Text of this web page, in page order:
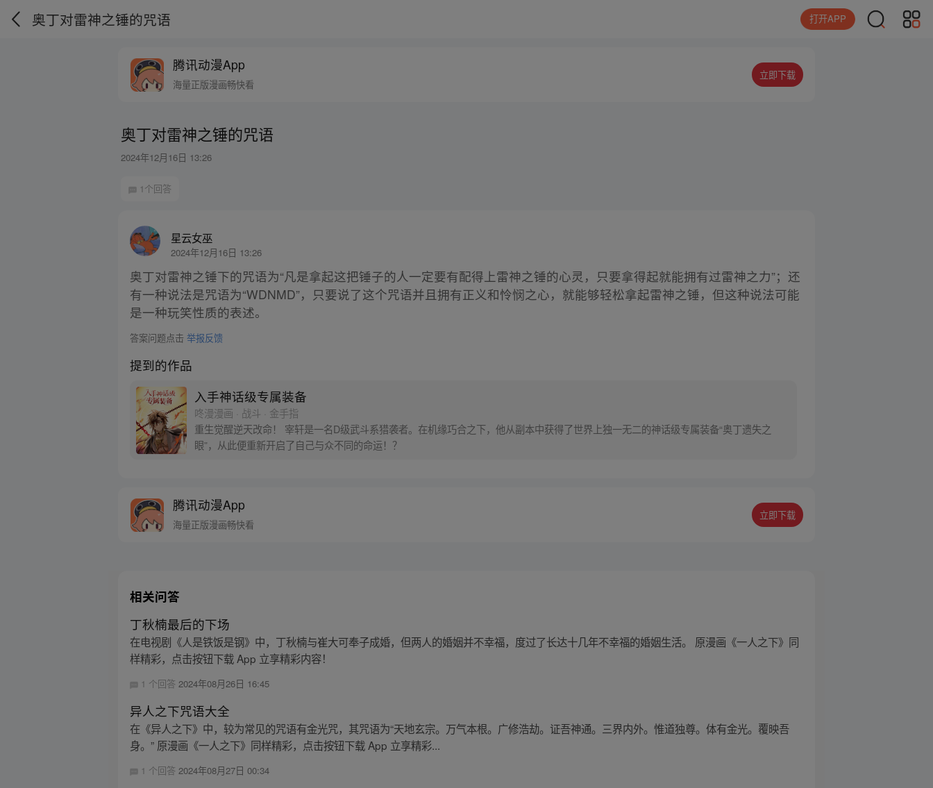
奥丁对雷神之锤的咒语 打开APP
腾讯动漫App
海量正版漫画畅快看
立即下载
奥丁对雷神之锤的咒语
2024年12月16日 13:26
1个回答
星云女巫
2024年12月16日 13:26
奥丁对雷神之锤下的咒语为“凡是拿起这把锤子的人一定要有配得上雷神之锤的心灵，只要拿得起就能拥有过雷神之力”；还
有一种说法是咒语为“WDNMD”，只要说了这个咒语并且拥有正义和怜悯之心，就能够轻松拿起雷神之锤，但这种说法可能
是一种玩笑性质的表述。
答案问题点击举报反馈
提到的作品
入手神话级专属装备
咚漫漫画 · 战斗 · 金手指
重生觉醒逆天改命！ 宰轩是一名D级武斗系猎袭者。在机缘巧合之下，他从副本中获得了世界上独一无二的神话级专属装备“奥丁遗失之
眼”，从此便重新开启了自己与众不同的命运！？
腾讯动漫App
海量正版漫画畅快看
立即下载
相关问答
丁秋楠最后的下场
在电视剧《人是铁饭是钢》中，丁秋楠与崔大可奉子成婚，但两人的婚姻并不幸福，度过了长达十几年不幸福的婚姻生活。 原漫画《一人之下》同
样精彩，点击按钮下载 App 立享精彩内容！
1 个回答2024年08月26日 16:45
异人之下咒语大全
在《异人之下》中，较为常见的咒语有金光咒，其咒语为“天地玄宗。万气本根。广修浩劫。证吾神通。三界内外。惟道独尊。体有金光。覆映吾
身。” 原漫画《一人之下》同样精彩，点击按钮下载 App 立享精彩...
1 个回答2024年08月27日 00:34